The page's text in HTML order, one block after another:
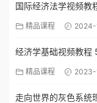
国际经济法学视频教
精品课程
经济学基础视频教程
精品课程
走向世界的灰色系统